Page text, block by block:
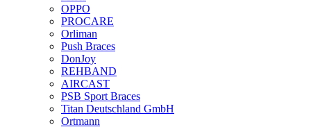
OPPO
PROCARE
Orliman
Push Braces
DonJoy
REHBAND
AIRCAST
PSB Sport Braces
Titan Deutschland GmbH
Ortmann